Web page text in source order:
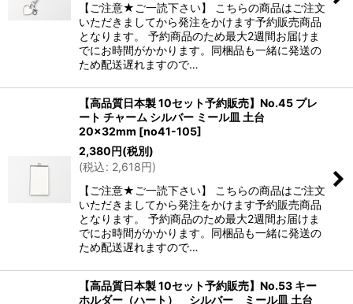
【ご注意★ご一読下さい】 こちらの商品はご注文
いただきましてから発注をかけます予約販売商品
となります。 予約商品のため最大2週間お届けま
でにお時間がかかります。同梱品も一緒に発送の
ため配送遅れますので…
【高品質日本製 10セット予約販売】No.45 プレ
ート チャーム シルバー ミール皿 土台
20×32mm [no41-105]
2,380円(税別)
(税込: 2,618円)
【ご注意★ご一読下さい】 こちらの商品はご注文
いただきましてから発注をかけます予約販売商品
となります。 予約商品のため最大2週間お届けま
でにお時間がかかります。同梱品も一緒に発送の
ため配送遅れますので…
【高品質日本製 10セット予約販売】No.53 キー
ホルダー（ハート） シルバー ミール皿 土台